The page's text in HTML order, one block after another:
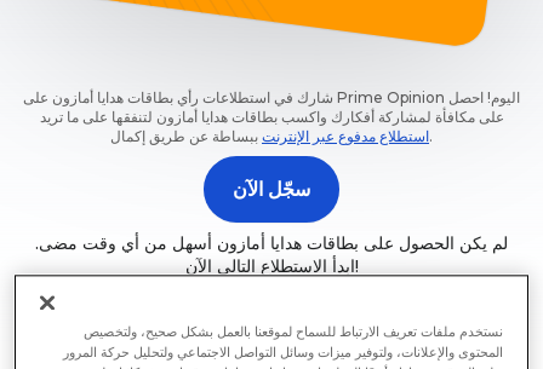
شارك في استطلاعات رأي بطاقات هدايا أمازون على Prime Opinion اليوم! احصل
على مكافأة لمشاركة أفكارك واكسب بطاقات هدايا أمازون لتنفقها على ما تريد
استطلاع مدفوع عبر الإنترنت.
سجّل الآن
لم يكن الحصول على بطاقات هدايا أمازون أسهل من أي وقت مضى.
ابدأ الاستطلاع التالي الآن!
نستخدم ملفات تعريف الارتباط للسماح لموقعنا بالعمل بشكل صحيح، ولتخصيص
المحتوى والإعلانات، ولتوفير ميزات وسائل التواصل الاجتماعي ولتحليل حركة المرور